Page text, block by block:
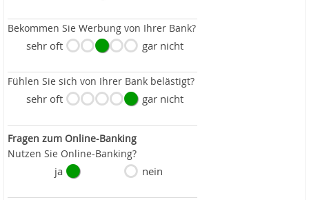
Bekommen Sie Werbung von Ihrer Bank?
sehr oft gar nicht
Fühlen Sie sich von Ihrer Bank belästigt?
sehr oft gar nicht
Fragen zum Online-Banking
Nutzen Sie Online-Banking?
ja nein